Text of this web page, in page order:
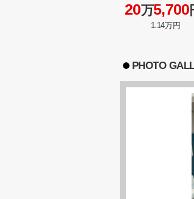
20万5,700
1.14万円
PHOTO